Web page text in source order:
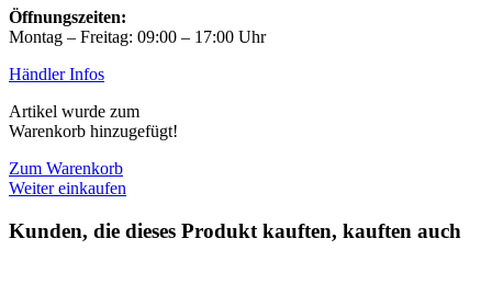
Öffnungszeiten:
Montag – Freitag: 09:00 – 17:00 Uhr
Händler Infos
Artikel wurde zum
Warenkorb hinzugefügt!
Zum Warenkorb
Weiter einkaufen
Kunden, die dieses Produkt kauften, kauften auch